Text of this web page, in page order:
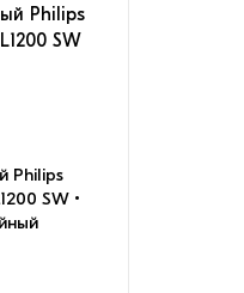
Philips
SW
Philips
SW •